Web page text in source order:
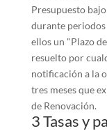
Presupuesto
durante periodos
ellos un "Plazo
resuelto por
notificación a la
tres meses que
de Renovación.
3 Tasas y